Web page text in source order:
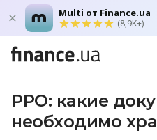
Multi от Finance.ua
(8,9K+)
РРО: какие
необходимо